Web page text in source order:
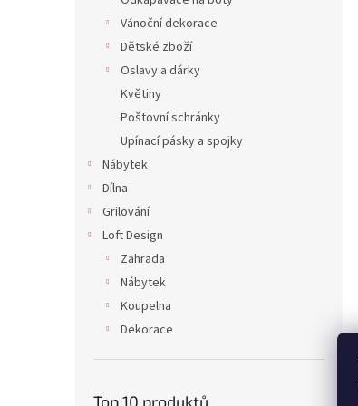
Vánoční dekorace
Dětské zboží
Oslavy a dárky
Květiny
Poštovní schránky
Upínací pásky a spojky
Nábytek
Dílna
Grilování
Loft Design
Zahrada
Nábytek
Koupelna
Dekorace
Top 10 produktů